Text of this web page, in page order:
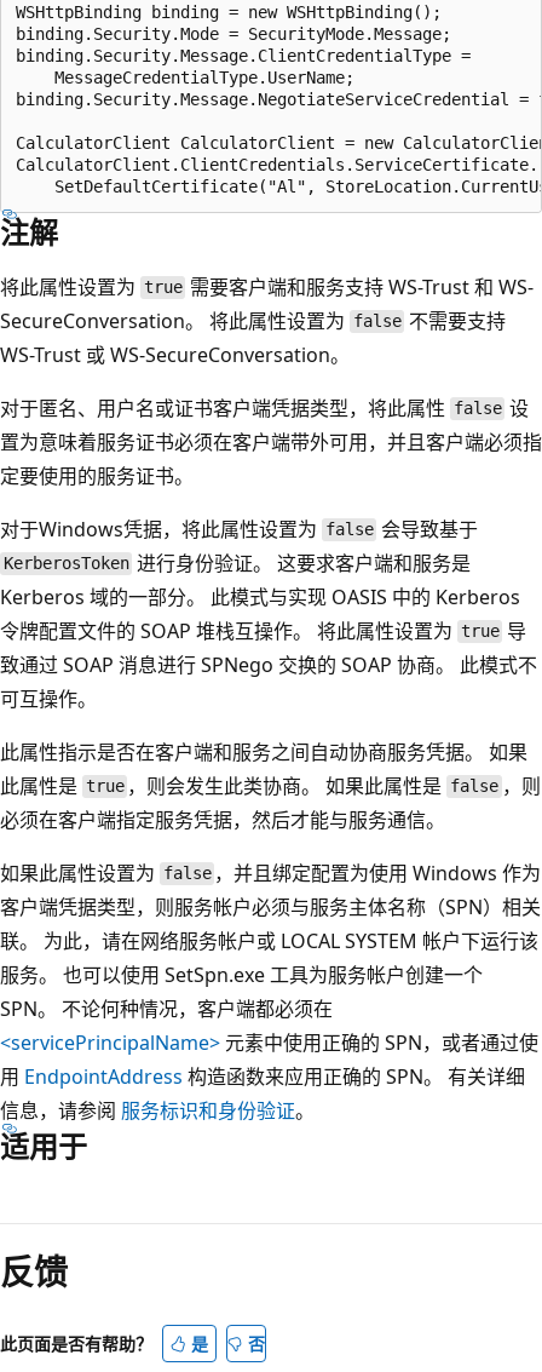
WSHttpBinding binding = new WSHttpBinding();
binding.Security.Mode = SecurityMode.Message;
binding.Security.Message.ClientCredentialType =
    MessageCredentialType.UserName;
binding.Security.Message.NegotiateServiceCredential
CalculatorClient CalculatorClient = new
CalculatorClient.ClientCredentials.ServiceCertificate.
注解
将此属性设置为 true 需要客户端和服务支持 WS-Trust 和 WS-
SecureConversation。 将此属性设置为 false 不需要支持
WS-Trust 或 WS-SecureConversation。
对于匿名、用户名或证书客户端凭据类型，将此属性 false 设
置为意味着服务证书必须在客户端带外可用，并且客户端必须指
定要使用的服务证书。
对于Windows凭据，将此属性设置为 false 会导致基于
KerberosToken 进行身份验证。 这要求客户端和服务是
Kerberos 域的一部分。 此模式与实现 OASIS 中的 Kerberos
令牌配置文件的 SOAP 堆栈互操作。 将此属性设置为 true 导
致通过 SOAP 消息进行 SPNego 交换的 SOAP 协商。 此模式不
可互操作。
此属性指示是否在客户端和服务之间自动协商服务凭据。 如果
此属性是 true ，则会发生此类协商。 如果此属性是 false，则
必须在客户端指定服务凭据，然后才能与服务通信。
如果此属性设置为 false ，并且绑定配置为使用 Windows 作为
客户端凭据类型，则服务帐户必须与服务主体名称（SPN）相关
联。 为此，请在网络服务帐户或 LOCAL SYSTEM 帐户下运行该
服务。 也可以使用 SetSpn.exe 工具为服务帐户创建一个
SPN。 不论何种情况，客户端都必须在
<servicePrincipalName> 元素中使用正确的 SPN，或者通过使
用 EndpointAddress 构造函数来应用正确的 SPN。 有关详细
信息，请参阅 服务标识和身份验证。
适用于
读
模
已
反馈
此页面是否有帮助？ 是 否